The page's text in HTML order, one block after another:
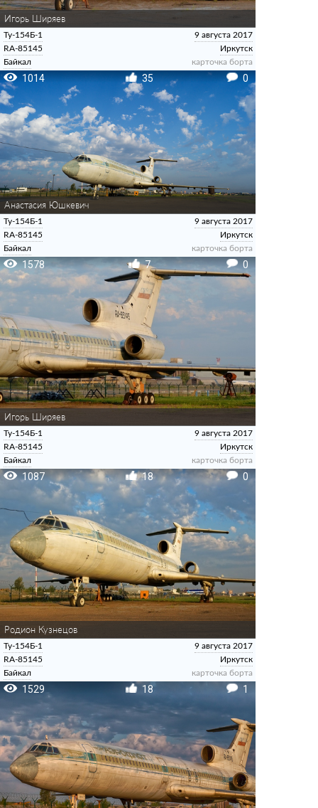
Игорь Ширяев
Ту-154Б-1
RA-85145
Байкал
9 августа 2017
Иркутск
карточка борта
1014 35 0
Анастасия Юшкевич
Ту-154Б-1
RA-85145
Байкал
9 августа 2017
Иркутск
карточка борта
1578 7 0
Игорь Ширяев
Ту-154Б-1
RA-85145
Байкал
9 августа 2017
Иркутск
карточка борта
1087 18 0
Родион Кузнецов
Ту-154Б-1
RA-85145
Байкал
9 августа 2017
Иркутск
карточка борта
1529 18 1